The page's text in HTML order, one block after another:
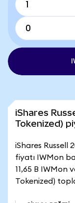
iShares
Tokenized)
iShares Russell
fiyatı IWMon
11,65 B IWMon
Tokenized)